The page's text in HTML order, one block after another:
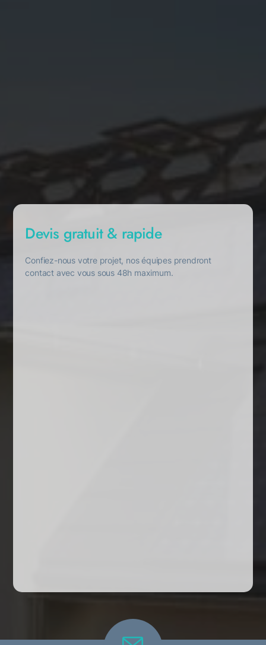
Devis gratuit & rapide
Confiez-nous votre projet, nos équipes prendront
contact avec vous sous 48h maximum.